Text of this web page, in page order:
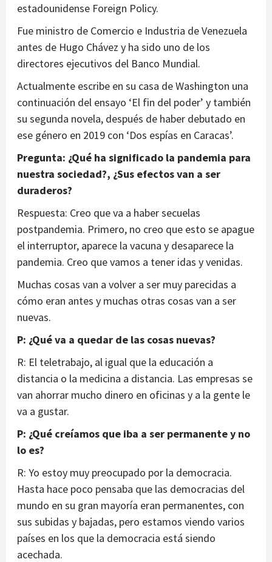
estadounidense Foreign Policy.
Fue ministro de Comercio e Industria de Venezuela
antes de Hugo Chávez y ha sido uno de los
directores ejecutivos del Banco Mundial.
Actualmente escribe en su casa de Washington una
continuación del ensayo ‘El fin del poder’ y también
su segunda novela, después de haber debutado en
ese género en 2019 con ‘Dos espías en Caracas’.
Pregunta: ¿Qué ha significado la pandemia para
nuestra sociedad?, ¿Sus efectos van a ser
duraderos?
Respuesta: Creo que va a haber secuelas
postpandemia. Primero, no creo que esto se apague
el interruptor, aparece la vacuna y desaparece la
pandemia. Creo que vamos a tener idas y venidas.
Muchas cosas van a volver a ser muy parecidas a
cómo eran antes y muchas otras cosas van a ser
nuevas.
P: ¿Qué va a quedar de las cosas nuevas?
R: El teletrabajo, al igual que la educación a
distancia o la medicina a distancia. Las empresas se
van ahorrar mucho dinero en oficinas y a la gente le
va a gustar.
P: ¿Qué creíamos que iba a ser permanente y no
lo es?
R: Yo estoy muy preocupado por la democracia.
Hasta hace poco pensaba que las democracias del
mundo en su gran mayoría eran permanentes, con
sus subidas y bajadas, pero estamos viendo varios
países en los que la democracia está siendo
acechada.